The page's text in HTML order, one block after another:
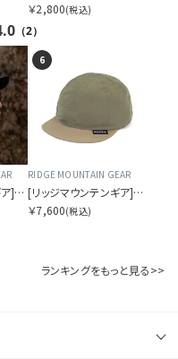
（2）
￥2,800(税込)
[リッジマウンテンギア]シェードキャップ
6
RIDGE MOUNTAIN GEAR
[リッジマウンテンギア]ベーシック キャップ バイカラー
￥7,600(税込)
ランキングをもっと見る>>